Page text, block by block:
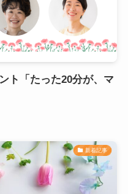
ト「たった20分が、マ
新着記事